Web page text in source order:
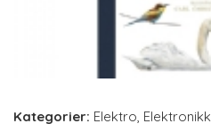
Kategorier: Elektro Elektronikk